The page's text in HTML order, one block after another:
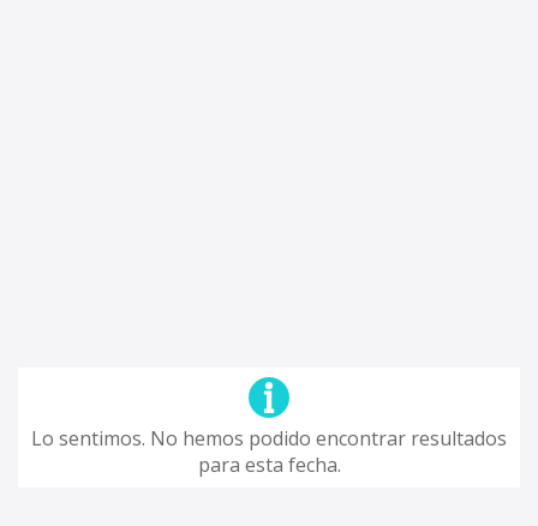
Lo sentimos. No hemos podido encontrar resultados
para esta fecha.